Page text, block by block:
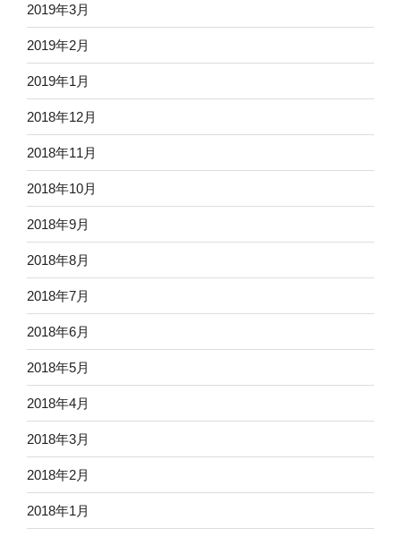
2019年3月
2019年2月
2019年1月
2018年12月
2018年11月
2018年10月
2018年9月
2018年8月
2018年7月
2018年6月
2018年5月
2018年4月
2018年3月
2018年2月
2018年1月